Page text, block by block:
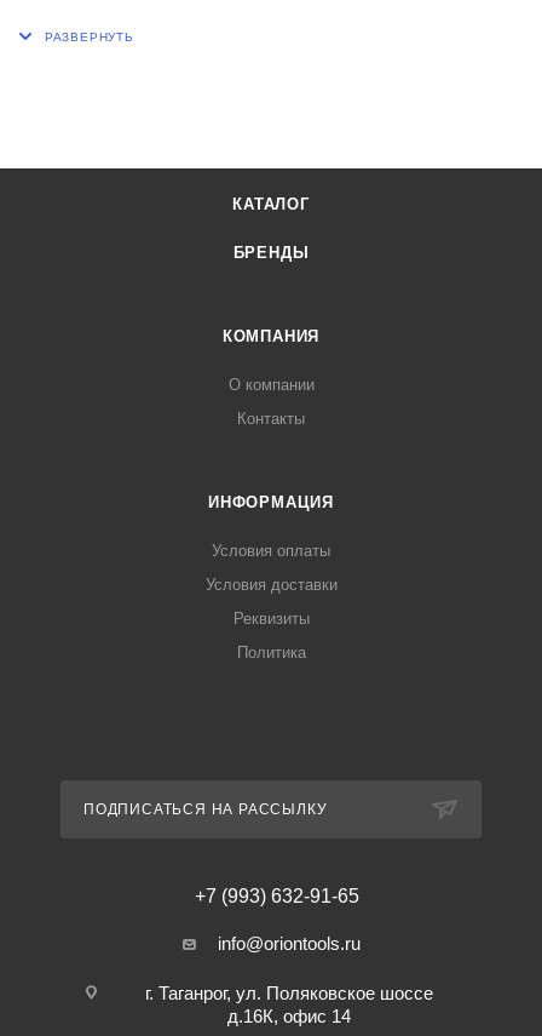
КАТАЛОГ
БРЕНДЫ
КОМПАНИЯ
О компании
Контакты
ИНФОРМАЦИЯ
Условия оплаты
Условия доставки
Реквизиты
Политика
ПОДПИСАТЬСЯ НА РАССЫЛКУ
+7 (993) 632-91-65
info@oriontools.ru
г. Таганрог, ул. Поляковское шоссе
д.16К, офис 14